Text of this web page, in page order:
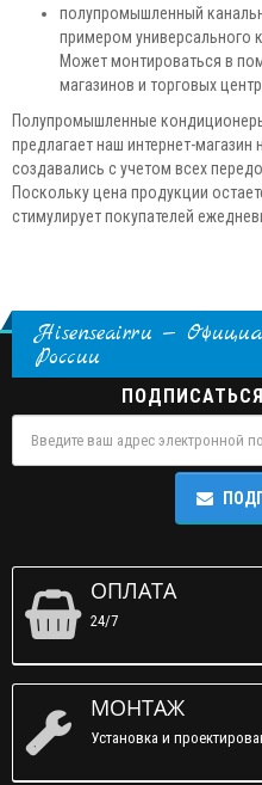
полупромышленный
примером универсального
Может монтироваться в
магазинов и торговых
Полупромышленные
предлагает наш интернет-магазин
создавались с учетом всех
Поскольку цена продукции
стимулирует покупателей
Hisenseair.ru —
России
ОПЛАТА
24/7
МОНТАЖ
Установка и